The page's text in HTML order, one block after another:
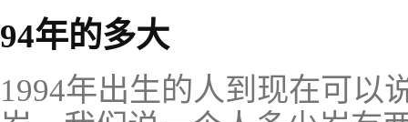
94年的多大
1994年出生的人到现在可以